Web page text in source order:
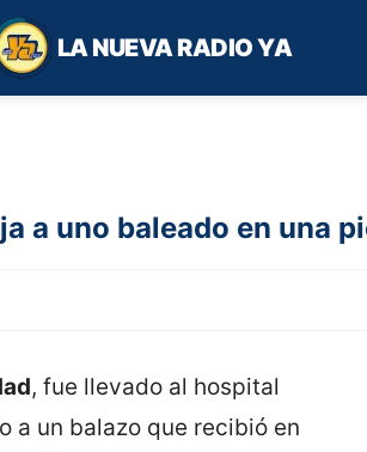
LA NUEVA RADIO YA
a uno baleado en una
, fue llevado al hospital
a un balazo que recibió en